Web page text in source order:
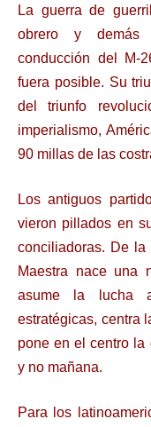
La guerra de
obrero y demás
conducción del M-
fuera posible. Su
del triunfo
imperialismo,
90 millas de las
Los antiguos
vieron pillados en
conciliadoras. De
Maestra nace una
asume la lucha
estratégicas, centra
pone en el centro la
y no mañana.
Para los